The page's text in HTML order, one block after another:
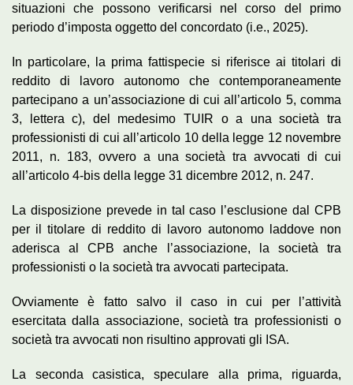
situazioni che possono verificarsi nel corso del primo
periodo d’imposta oggetto del concordato (i.e., 2025).
In particolare, la prima fattispecie si riferisce ai titolari di
reddito di lavoro autonomo che contemporaneamente
partecipano a un’associazione di cui all’articolo 5, comma
3, lettera c), del medesimo TUIR o a una società tra
professionisti di cui all’articolo 10 della legge 12 novembre
2011, n. 183, ovvero a una società tra avvocati di cui
all’articolo 4-bis della legge 31 dicembre 2012, n. 247.
La disposizione prevede in tal caso l’esclusione dal CPB
per il titolare di reddito di lavoro autonomo laddove non
aderisca al CPB anche l’associazione, la società tra
professionisti o la società tra avvocati partecipata.
Ovviamente è fatto salvo il caso in cui per l’attività
esercitata dalla associazione, società tra professionisti o
società tra avvocati non risultino approvati gli ISA.
La seconda casistica, speculare alla prima, riguarda,